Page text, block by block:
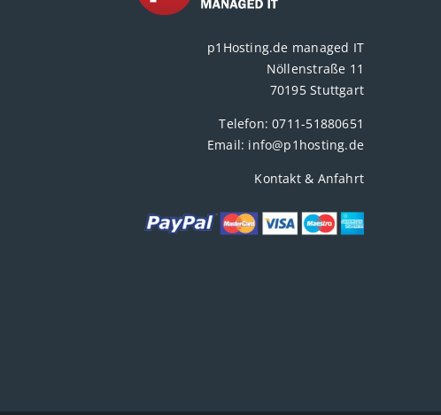
p1Hosting.de managed IT
Nöllenstraße 11
70195 Stuttgart
Telefon:0711-51880651
Email: info@p1hosting.de
Kontakt & Anfahrt